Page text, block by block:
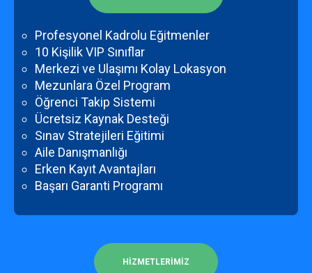
Profesyonel Kadrolu Eğitmenler
10 Kişilik VIP Sınıflar
Merkezi ve Ulaşımı Kolay Lokasyon
Mezunlara Özel Program
Öğrenci Takip Sistemi
Ücretsiz Kaynak Desteği
Sınav Stratejileri Eğitimi
Aile Danışmanlığı
Erken Kayıt Avantajları
Başarı Garanti Programı
HIZMETLERIMIZ